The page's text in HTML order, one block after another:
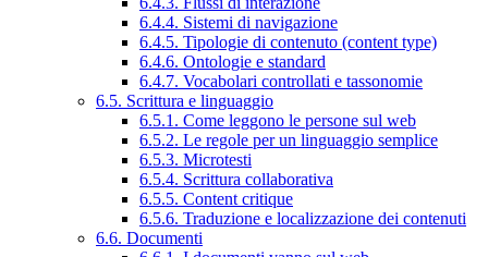
6.4.4. Sistemi di navigazione
6.4.5. Tipologie di contenuto (content type)
6.4.6. Ontologie e standard
6.4.7. Vocabolari controllati e tassonomie
6.5. Scrittura e linguaggio
6.5.1. Come leggono le persone sul web
6.5.2. Le regole per un linguaggio semplice
6.5.3. Microtesti
6.5.4. Scrittura collaborativa
6.5.5. Content critique
6.5.6. Traduzione e localizzazione dei contenuti
6.6. Documenti